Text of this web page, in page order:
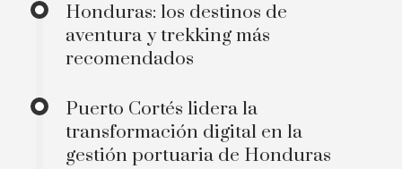
Honduras: los destinos de
aventura y trekking más
recomendados
Puerto Cortés lidera la
transformación digital en la
gestión portuaria de Honduras